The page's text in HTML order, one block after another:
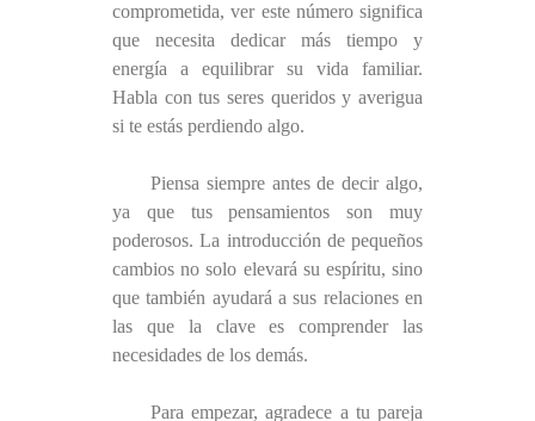
comprometida, ver este número significa
que necesita dedicar más tiempo y
energía a equilibrar su vida familiar.
Habla con tus seres queridos y averigua
si te estás perdiendo algo.
Piensa siempre antes de decir algo,
ya que tus pensamientos son muy
poderosos. La introducción de pequeños
cambios no solo elevará su espíritu, sino
que también ayudará a sus relaciones en
las que la clave es comprender las
necesidades de los demás.
Para empezar, agradece a tu pareja